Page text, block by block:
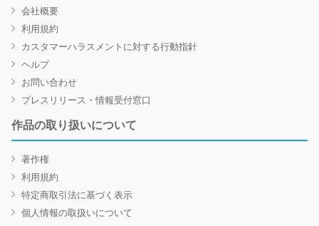
会社概要
利用規約
カスタマーハラスメントに対する行動指針
ヘルプ
お問い合わせ
プレスリリース・情報受付窓口
作品の取り扱いについて
著作権
利用規約
特定商取引法に基づく表示
個人情報の取扱いについて